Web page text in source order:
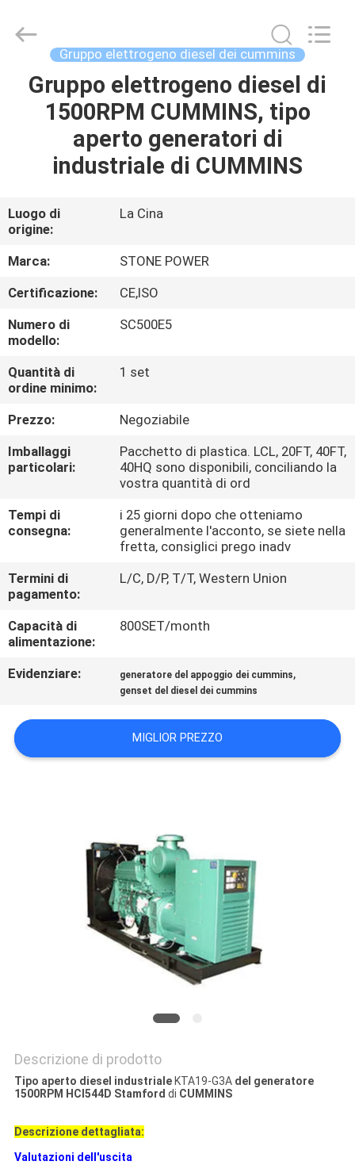
CASA
PRODOTTI
NOI
GIRO
DELLA
FABBRICA
CONTROLLO
DI
QUALITÀ
CONTATTICI
RICHIEDA
CITAZIONE
MAPPA
DEL
SITO
PRIVACY
POLICY
POWER
CO.,LTD.
Reserved.
Gruppo elettrogeno diesel dei cummins
Gruppo elettrogeno diesel di
1500RPM CUMMINS, tipo
aperto generatori di
industriale di CUMMINS
Luogo di
origine:
La Cina
Marca:
STONE POWER
Certificazione:
CE,ISO
Numero di
modello:
SC500E5
Quantità di
ordine minimo:
1 set
Prezzo:
Negoziabile
Imballaggi
particolari:
Pacchetto di plastica. LCL, 20FT, 40FT,
40HQ sono disponibili, conciliando la
vostra quantità di ord
Tempi di
consegna:
i 25 giorni dopo che otteniamo
generalmente l'acconto, se siete nella
fretta, consiglici prego inadv
Termini di
pagamento:
L/C, D/P, T/T, Western Union
Capacità di
alimentazione:
800SET/month
Evidenziare: generatore del appoggio dei cummins,
genset del diesel dei cummins
MIGLIOR PREZZO
Descrizione di prodotto
Tipo aperto diesel industrialeKTA19-G3A del generatore
1500RPM HCI544D Stamford di CUMMINS
Descrizione dettagliata:
Valutazioni dell'uscita